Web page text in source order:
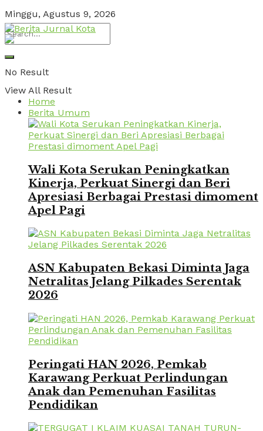
Minggu, Agustus 9, 2026
No Result
View All Result
Home
Berita Umum
Wali Kota Serukan Peningkatkan
Kinerja, Perkuat Sinergi dan Beri
Apresiasi Berbagai Prestasi dimoment
Apel Pagi
ASN Kabupaten Bekasi Diminta Jaga
Netralitas Jelang Pilkades Serentak
2026
Peringati HAN 2026, Pemkab
Karawang Perkuat Perlindungan
Anak dan Pemenuhan Fasilitas
Pendidikan